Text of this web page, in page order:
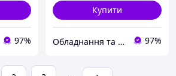
97%
Купити
Обладнання та хімія для басейнів з доставкою по всій Україні 97%